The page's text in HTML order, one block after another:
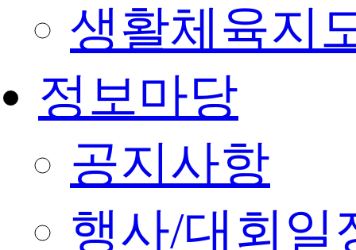
생활체육지
정보마당
공지사항
행사/대회일